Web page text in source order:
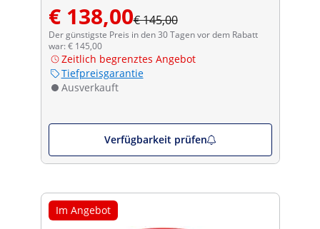
€ 138,00€ 145,00
Der günstigste Preis in den 30 Tagen vor dem Rabatt
war: € 145,00
Zeitlich begrenztes Angebot
Tiefpreisgarantie
Ausverkauft
Verfügbarkeit prüfen
Im Angebot